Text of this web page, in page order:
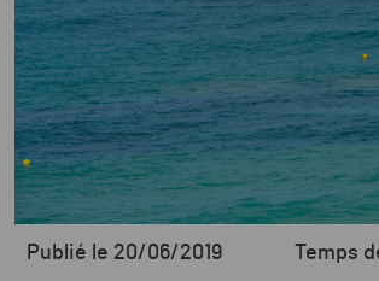
Publié le 20/06/2019 Temps